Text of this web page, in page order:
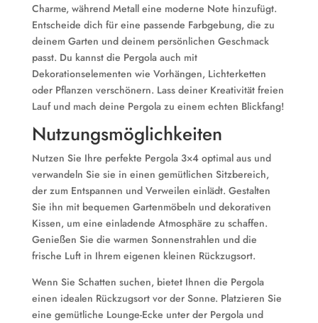
Charme, während Metall eine moderne Note hinzufügt.
Entscheide dich für eine passende Farbgebung, die zu
deinem Garten und deinem persönlichen Geschmack
passt. Du kannst die Pergola auch mit
Dekorationselementen wie Vorhängen, Lichterketten
oder Pflanzen verschönern. Lass deiner Kreativität freien
Lauf und mach deine Pergola zu einem echten Blickfang!
Nutzungsmöglichkeiten
Nutzen Sie Ihre perfekte Pergola 3×4 optimal aus und
verwandeln Sie sie in einen gemütlichen Sitzbereich,
der zum Entspannen und Verweilen einlädt. Gestalten
Sie ihn mit bequemen Gartenmöbeln und dekorativen
Kissen, um eine einladende Atmosphäre zu schaffen.
Genießen Sie die warmen Sonnenstrahlen und die
frische Luft in Ihrem eigenen kleinen Rückzugsort.
Wenn Sie Schatten suchen, bietet Ihnen die Pergola
einen idealen Rückzugsort vor der Sonne. Platzieren Sie
eine gemütliche Lounge-Ecke unter der Pergola und